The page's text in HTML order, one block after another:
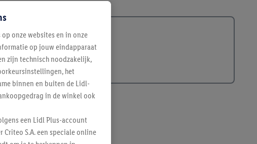
onze websites en in onze
op jouw eindapparaat
zijn technisch noodzakelijk,
het
binnen en buiten de Lidl-
in de winkel ook
een Lidl Plus-account
S.A. een speciale online